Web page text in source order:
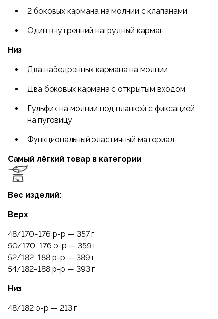
сбалансированной воздухопроницаемостью,
обеспечивают комфорт. Полная свобода
движений, компактность и лёгкость делают эти
треккинга и широкого спектра активностей на
Женские шорты Action Flex
2 боковых кармана на молнии с клапанами
Один внутренний нагрудный карман
Низ
Два набедренных кармана на молнии
Два боковых кармана с открытым входом
Гульфик на молнии под планкой с фиксацией
на пуговицу
Функциональный эластичный материал
Самый лёгкий товар в категории
Вес изделий:
Верх
48/170−176 р-р — 357 г
50/170−176 р-р — 359 г
52/182−188 р-р — 389 г
54/182−188 р-р — 393 г
Низ
48/182 р-р — 213 г